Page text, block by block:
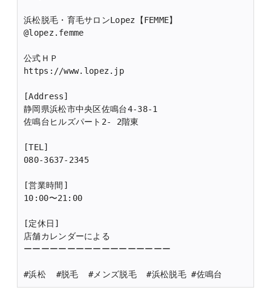
浜松脱毛・育毛サロンLopez【FEMME】
@lopez.femme
公式ＨＰ
https://www.lopez.jp
[Address]
静岡県浜松市中央区佐鳴台4-38-1
佐鳴台ヒルズパート2- 2階東
[TEL]
080-3637-2345
[営業時間]
10:00〜21:00
[定休日]
店舗カレンダーによる
ーーーーーーーーーーーーーーーーー
#浜松  #脱毛  #メンズ脱毛  #浜松脱毛 #佐鳴台